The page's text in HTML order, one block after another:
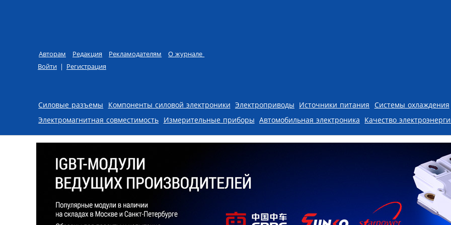
Авторам Редакция Рекламодателям
О журнале
Войти | Регистрация
Skip to content
Силовые разъемы Компоненты силовой электроники Электроприводы Источники питания Системы охлаждения
Электромагнитная совместимость Измерительные приборы Автомобильная электроника Качество